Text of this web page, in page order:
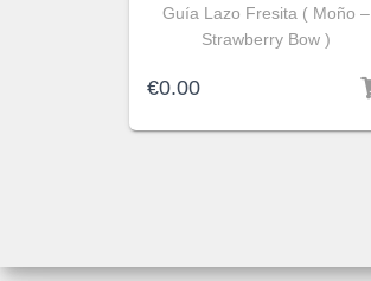
Guía Lazo Fresita ( Moño –
Strawberry Bow )
€0.00